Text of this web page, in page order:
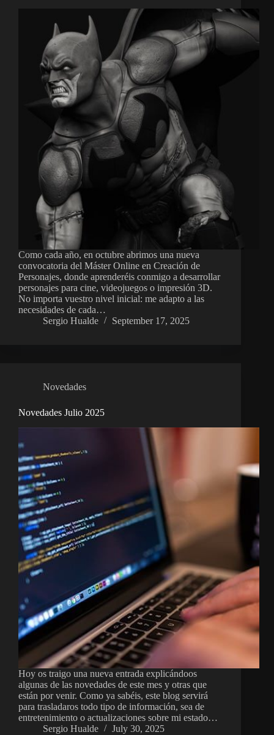
Como cada año, en octubre abrimos una nueva
convocatoria del Máster Online en Creación de
Personajes, donde aprenderéis conmigo a desarrollar
personajes para cine, videojuegos o impresión 3D.
No importa vuestro nivel inicial: me adapto a las
necesidades de cada…
Sergio Hualde
September 17, 2025
Novedades
Novedades Julio 2025
Hoy os traigo una nueva entrada explicándoos
algunas de las novedades de este mes y otras que
están por venir. Como ya sabéis, este blog servirá
para trasladaros todo tipo de información, sea de
entretenimiento o actualizaciones sobre mi estado…
Sergio Hualde
July 30, 2025